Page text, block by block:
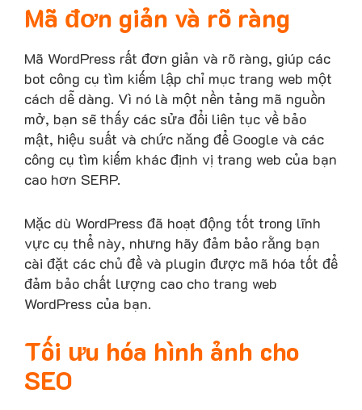
Mã đơn giản và rõ ràng
Mã WordPress rất đơn giản và rõ ràng, giúp các
bot công cụ tìm kiếm lập chỉ mục trang web một
cách dễ dàng. Vì nó là một nền tảng mã nguồn
mở, bạn sẽ thấy các sửa đổi liên tục về bảo
mật, hiệu suất và chức năng để Google và các
công cụ tìm kiếm khác định vị trang web của bạn
cao hơn SERP.
Mặc dù WordPress đã hoạt động tốt trong lĩnh
vực cụ thể này, nhưng hãy đảm bảo rằng bạn
cài đặt các chủ đề và plugin được mã hóa tốt để
đảm bảo chất lượng cao cho trang web
WordPress của bạn.
Tối ưu hóa hình ảnh cho
SEO